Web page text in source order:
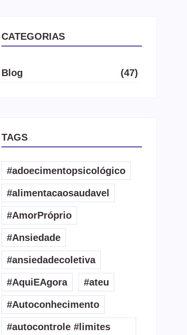
CATEGORIAS
Blog (47)
TAGS
#adoecimentopsicológico
#alimentacaosaudavel
#AmorPróprio
#Ansiedade
#ansiedadecoletiva
#AquiEAgora #ateu
#Autoconhecimento
#autocontrole #limites